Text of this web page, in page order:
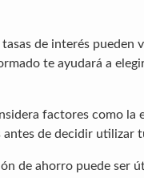
tasas de interés pueden
te ayudará a
factores como la
antes de decidir utilizar
de ahorro puede ser